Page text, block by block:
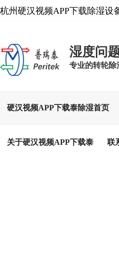
杭州硬汉视频APP下载除湿设
湿度问
专业的转轮除
硬汉视频APP下载泰除湿首页
关于硬汉视频APP下载泰 联